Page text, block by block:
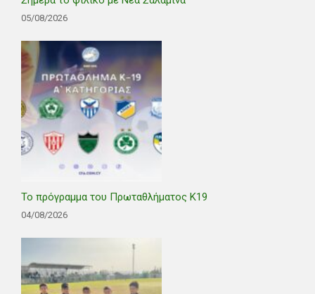
05/08/2026
Το πρόγραμμα του Πρωταθλήματος Κ19
04/08/2026